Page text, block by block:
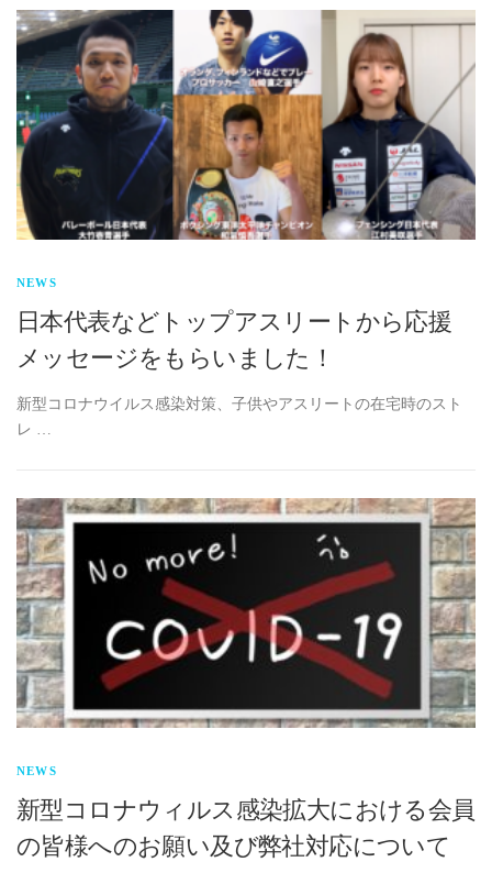
NEWS
日本代表などトップアスリートから応援
メッセージをもらいました！
新型コロナウイルス感染対策、子供やアスリートの在宅時のスト
レ …
NEWS
新型コロナウィルス感染拡大における会員
の皆様へのお願い及び弊社対応について